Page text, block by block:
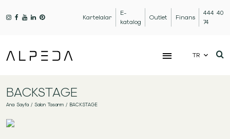
Kartelalar
E-
katalog
Outlet Finans
444 40
74
TR
BACKSTAGE
Ana Sayfa / Salon Tasarım / BACKSTAGE